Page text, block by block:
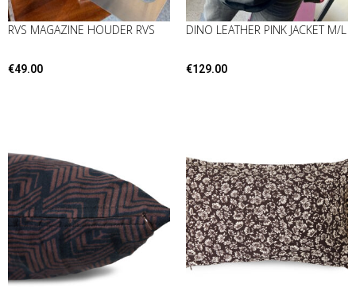
RVS MAGAZINE HOUDER RVS
€49.00
DINO LEATHER PINK JACKET M/L
€129.00